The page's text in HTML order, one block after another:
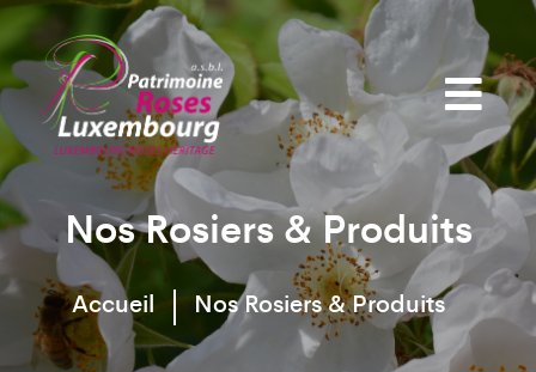
Nos Rosiers & Produits
Accueil Nos Rosiers & Produits